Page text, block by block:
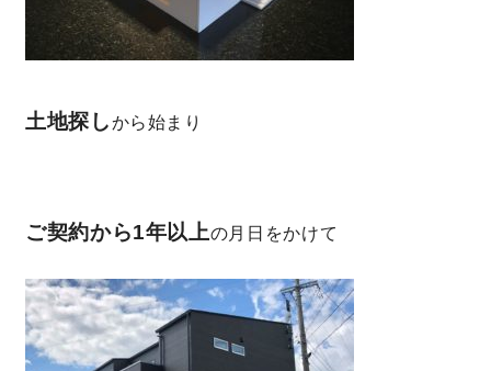
土地探しから始まり
ご契約から1年以上の月日をかけて